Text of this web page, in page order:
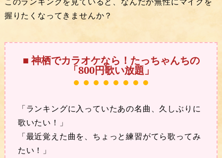
握りたくなってきませんか？
■ 神栖でカラオケなら！たっちゃんちの
「800円歌い放題」
「ランキングに入っていたあの名曲、久しぶりに
歌いたい！」
「最近覚えた曲を、ちょっと練習がてら歌ってみ
たい！」